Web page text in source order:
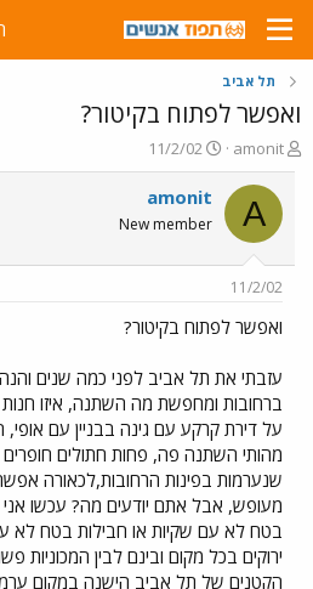
תל אביב
ואפשר לפתוח בקיטור?
פ
ו
ת
ח
ה
ש
א
amonit
פ
ו
ר
ם
ר
11/2/02
A
amonit
New member
11/2/02
ואפשר לפתוח בקיטור?
עזבתי את תל אביב לפני כמה שנים
ברחובות ומחפשת מה השתנה, איזו חנות
על דירת קרקע עם גינה בבניין עם
מהותי השתנה פה, פחות חתולים
שנערמות בפינות הרחובות,לכאורה
מעופש, אבל אתם יודעים מה? עכשו
בטח לא עם שקיות או חבילות בטח לא
ירוקים בכל מקום ובינם לבין המכוניות
הקטנים של תל אביב הישנה במקום